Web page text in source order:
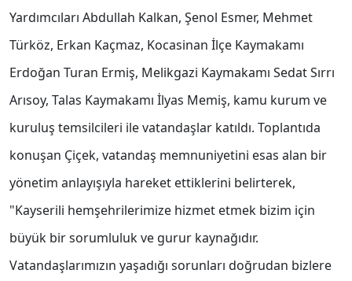
Yardımcıları Abdullah Kalkan, Şenol Esmer, Mehmet
Türköz, Erkan Kaçmaz, Kocasinan İlçe Kaymakamı
Erdoğan Turan Ermiş, Melikgazi Kaymakamı Sedat Sırrı
Arısoy, Talas Kaymakamı İlyas Memiş, kamu kurum ve
kuruluş temsilcileri ile vatandaşlar katıldı. Toplantıda
konuşan Çiçek, vatandaş memnuniyetini esas alan bir
yönetim anlayışıyla hareket ettiklerini belirterek,
"Kayserili hemşehrilerimize hizmet etmek bizim için
büyük bir sorumluluk ve gurur kaynağıdır.
Vatandaşlarımızın yaşadığı sorunları doğrudan bizlere